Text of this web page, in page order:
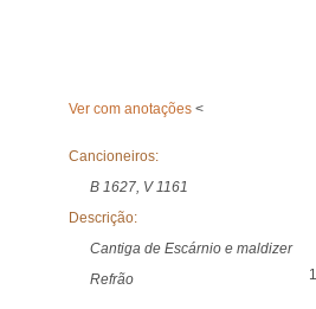
Ver com anotações <
Cancioneiros:
B 1627, V 1161
Descrição:
Cantiga de Escárnio e maldizer
Refrão